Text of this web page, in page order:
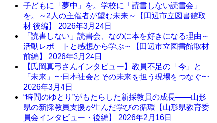
子どもに「夢中」を。学校に「読書しない読書会」
を。～2人の主催者が望む未来～【田辺市立図書館取
材 後編】 2026年3月24日
「読書しない」読書会、なのに本を好きになる理由～
活動レポートと感想から学ぶ～【田辺市立図書館取材
前編】 2026年3月24日
【氏岡真弓さんインタビュー】教員不足の「今」と
「未来」〜日本社会とその未来を担う現場をつなぐ〜
2026年3月4日
“時間のゆとり”がもたらした新採教員の成長――山形
県の新採教員支援が生んだ学びの循環【山形県教育委
員会インタビュー・後編】 2026年2月16日